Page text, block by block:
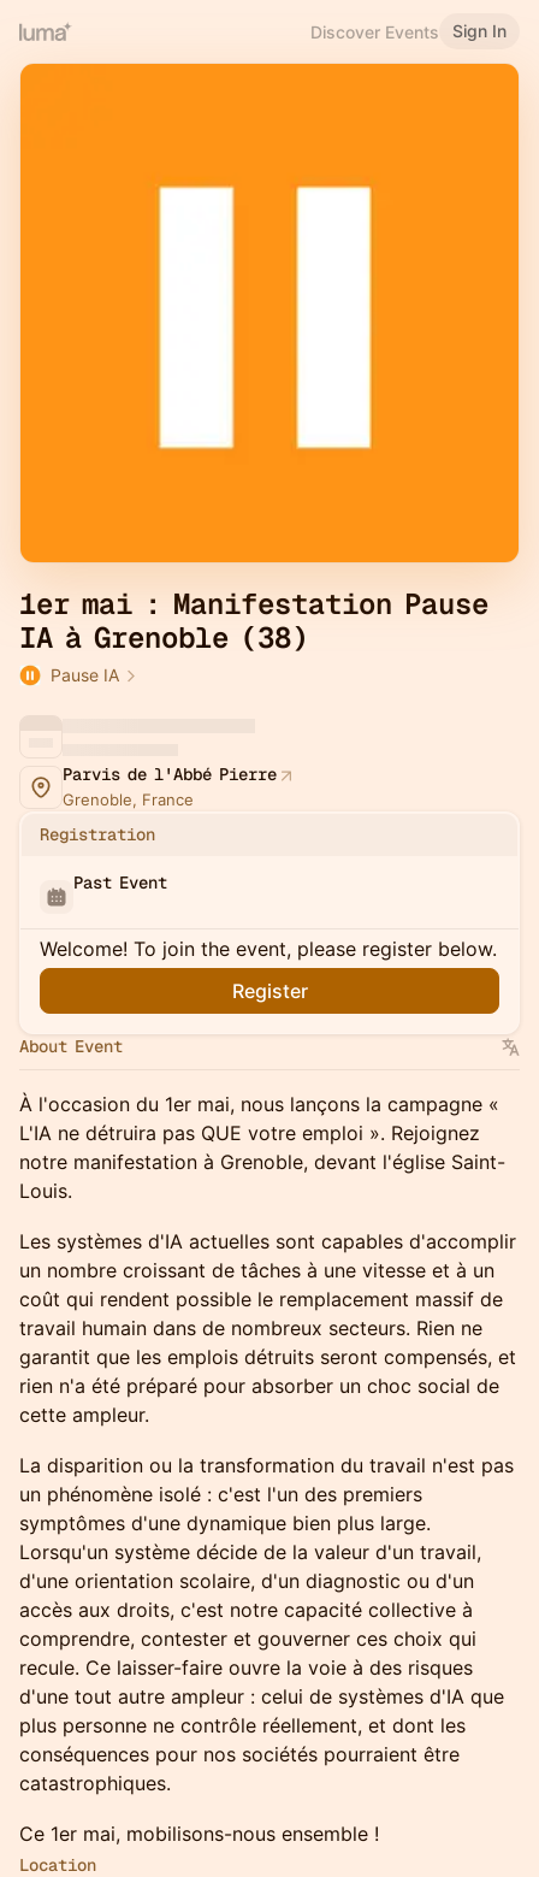
Discover Events Sign In
1er mai : Manifestation Pause
IA à Grenoble (38)
Pause IA
Parvis de l'Abbé Pierre
Grenoble, France
Registration
Past Event
Welcome! To join the event, please register below.
Register
About Event
À l'occasion du 1er mai, nous lançons la campagne «
L'IA ne détruira pas QUE votre emploi ». Rejoignez
notre manifestation à Grenoble, devant l'église Saint-
Louis.
​​Les systèmes d'IA actuelles sont capables d'accomplir
un nombre croissant de tâches à une vitesse et à un
coût qui rendent possible le remplacement massif de
travail humain dans de nombreux secteurs. Rien ne
garantit que les emplois détruits seront compensés, et
rien n'a été préparé pour absorber un choc social de
cette ampleur.
​​La disparition ou la transformation du travail n'est pas
un phénomène isolé : c'est l'un des premiers
symptômes d'une dynamique bien plus large.
Lorsqu'un système décide de la valeur d'un travail,
d'une orientation scolaire, d'un diagnostic ou d'un
accès aux droits, c'est notre capacité collective à
comprendre, contester et gouverner ces choix qui
recule. Ce laisser-faire ouvre la voie à des risques
d'une tout autre ampleur : celui de systèmes d'IA que
plus personne ne contrôle réellement, et dont les
conséquences pour nos sociétés pourraient être
catastrophiques.
​​Ce 1er mai, mobilisons-nous ensemble !
Location